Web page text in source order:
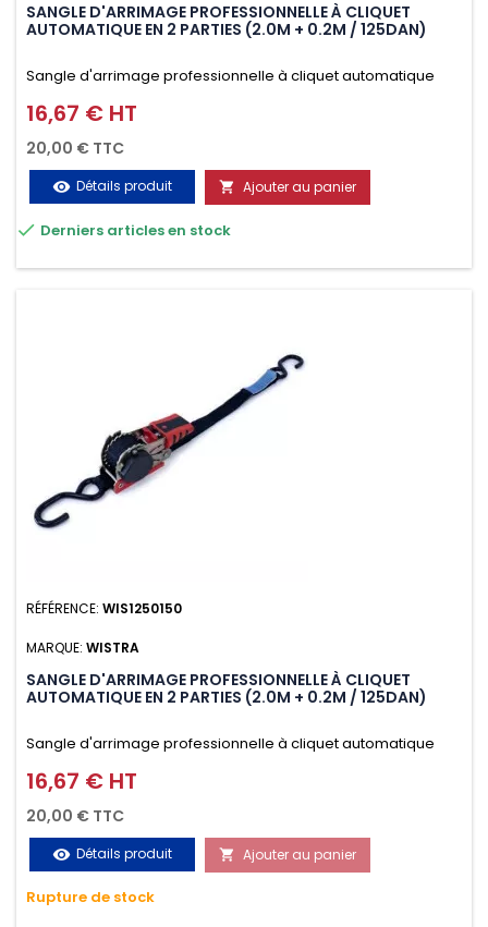
SANGLE D'ARRIMAGE PROFESSIONNELLE À CLIQUET
AUTOMATIQUE EN 2 PARTIES (2.0M + 0.2M / 125DAN)
Sangle d'arrimage professionnelle à cliquet automatique
avec crochet deux doigts soudés en J en 2 parties (2.0M +
0.2M / 125daN), simple et rapide d'utilisation. Permet
d'arrimer et de sécuriser vos chargements pendant le
transport. Matière polyester très résistante aux UV et aux
variations de températures, n'absorbe pas l'eau.
Prix
16,67 € HT
20,00 € TTC
visibility Détails produit  Ajouter au panier
 Derniers articles en stock
RÉFÉRENCE: WIS1250150
MARQUE: WISTRA
SANGLE D'ARRIMAGE PROFESSIONNELLE À CLIQUET
AUTOMATIQUE EN 2 PARTIES (2.0M + 0.2M / 125DAN)
Sangle d'arrimage professionnelle à cliquet automatique
avec crochet S en 2 parties (2.0M + 0.2M / 125daN), simple et
rapide d'utilisation. Permet d'arrimer et de sécuriser
vos chargements pendant le transport. Matière polyester
très résistante aux UV et aux variations de températures,
n'absorbe pas l'eau.
Prix
16,67 € HT
20,00 € TTC
visibility Détails produit  Ajouter au panier
Rupture de stock